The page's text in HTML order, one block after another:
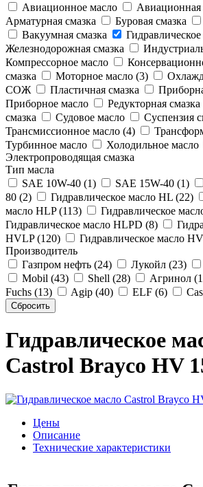
Авиационное масло
Авиационная
Арматурная смазка
Буровая смазка
Вакуумная смазка
Железнодорожная смазка
Компрессорное масло
смазка
Моторное масло (3)
СОЖ
Пластичная смазка
Приборное масло
Редукторная смазка
смазка
Судовое масло
Суспензия
Трансмиссионное масло (4)
Турбинное масло
Холодильное масло
Электропроводящая смазка
Тип масла
SAE 10W-40 (1)
SAE 15W-40 (1)
80 (2)
Гидравлическое масло HL (22)
масло HLP (113)
Гидравлическое
Гидравлическое масло HLPD (8)
HVLP (120)
Гидравлическое масло
Производитель
Газпром нефть (24)
Лукойл (23)
Mobil (43)
Shell (28) Агринол
Fuchs (13)
Agip (40) ELF (6)
Гидравлическое
Castrol Brayco HV
Цены
Описание
Технические характеристики